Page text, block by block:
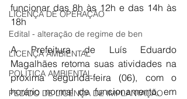
LICENÇA DE OPERAÇÃO
Edital - alteração de regime de ben
LICENÇA AMBIENTAL
POLÍTICA AMBIENTAL
PEDIDO DE LICENÇA DE IMPLANTAÇÃO
funcionar das 8h às 12h e das 14h às
18h
A Prefeitura de Luís Eduardo
Magalhães retoma suas atividades na
próxima segunda-feira (06), com o
horário normal de funcionamento, em